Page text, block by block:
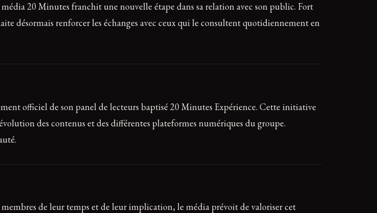
20 Minutes franchit une nouvelle étape dans sa relation avec son public. Fort
désormais renforcer les échanges avec ceux qui le consultent quotidiennement en
officiel de son panel de lecteurs baptisé 20 Minutes Expérience. Cette initiative
des contenus et des différentes plateformes numériques du groupe.
de leur temps et de leur implication, le média prévoit de valoriser cet